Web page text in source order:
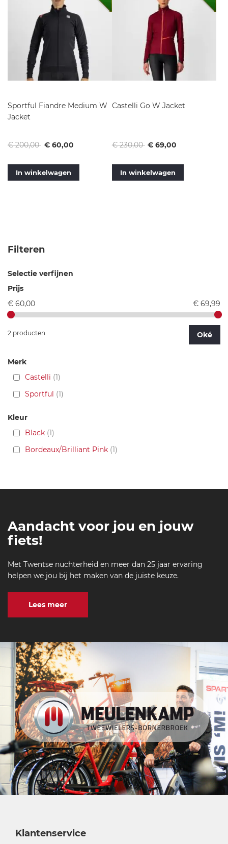
Sportful Fiandre Medium W
Jacket
Normale
€ 200,00 Vanaf
€ 60,00
In winkelwagen
Castelli Go W Jacket
Normale
€ 230,00 Vanaf
€ 69,00
In winkelwagen
Filteren
Selectie verfijnen
Prijs
€ 60,00
€ 69,99
2 producten Oké
Merk
Castelli 1
Sportful 1
Kleur
Black 1
Bordeaux/Brilliant Pink 1
Aandacht voor jou en jouw
fiets!
Met Twentse nuchterheid en meer dan 25 jaar ervaring
helpen we jou bij het maken van de juiste keuze.
Lees meer
Klantenservice